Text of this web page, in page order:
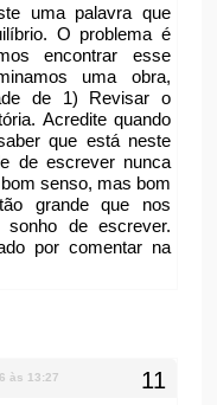
uma palavra que
O problema é
encontrar esse
uma obra,
de 1) Revisar o
Acredite quando
que está neste
de escrever nunca
senso, mas bom
grande que nos
de escrever.
por comentar na
às 13:27